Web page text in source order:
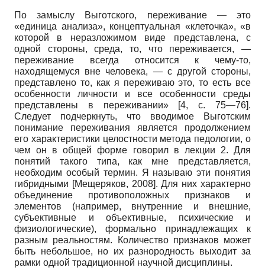
По замыслу Выготского, переживание — это
«единица анализа», концептуальная «клеточка», «в
которой в неразложимом виде представлена, с
одной стороны, среда, то, что переживается, —
переживание всегда относится к чему-то,
находящемуся вне человека, — с другой стороны,
представлено то, как я переживаю это, то есть все
особенности личности и все особенности среды
представлены в переживании» [4, с. 75—76].
Следует подчеркнуть, что вводимое Выготским
понимание переживания является продолжением
его характеристики целостности метода педологии, о
чем он в общей форме говорил в лекции 2. Для
понятий такого типа, как мне представляется,
необходим особый термин. Я называю эти понятия
гибридными [Мещеряков, 2008]. Для них характерно
объединение противоположных признаков и
элементов (например, внутренние и внешние,
субъективные и объективные, психические и
физиологические), формально принадлежащих к
разным реальностям. Количество признаков может
быть небольшое, но их разнородность выходит за
рамки одной традиционной научной дисциплины.